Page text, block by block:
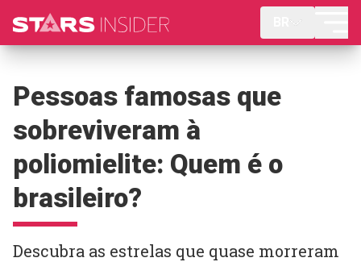
Pessoas famosas que
sobreviveram à
poliomielite: Quem é o
brasileiro?
Descubra as estrelas que quase morreram